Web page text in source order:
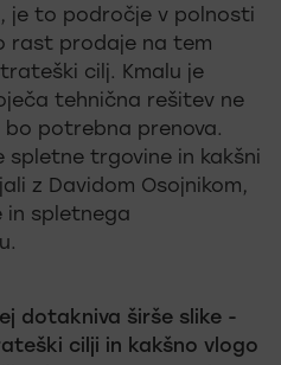
je to področje v polnosti
rast prodaje na tem
cilj. Kmalu je
tehnična rešitev ne
potrebna prenova.
spletne trgovine in kakšni
z Davidom Osojnikom,
in spletnega
dotakniva širše slike -
cilji in kakšno vlogo